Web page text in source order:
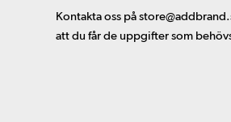
Kontakta oss på
att du får de uppgifter som